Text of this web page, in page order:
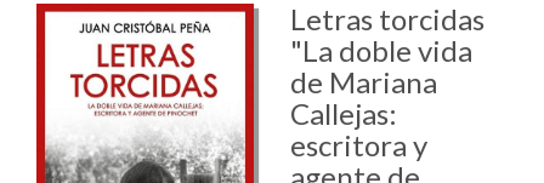
Letras torcidas
"La doble vida
de Mariana
Callejas:
escritora y